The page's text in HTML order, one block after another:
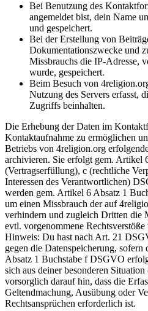
Bei Benutzung des
angemeldet bist, dein Name
und gespeichert.
Bei der Erstellung von
Dokumentationszwecke und
Missbrauchs die IP-Adresse,
wurde, gespeichert.
Beim Besuch von
Nutzung des Servers erfasst,
Zugriffs beinhalten.
Die Erhebung der Daten im
Kontaktaufnahme zu ermöglichen
Betriebs von 4religion.org
archivieren. Sie erfolgt gem. Artikel
(Vertragserfüllung), c (rechtliche
Interessen des Verantwortlichen)
werden gem. Artikel 6 Absatz 1
um einen Missbrauch der auf
verhindern und zugleich Dritten die
evtl. vorgenommene
Hinweis: Du hast nach Art. 21
gegen die Datenspeicherung,
Absatz 1 Buchstabe f DSGVO
sich aus deiner besonderen
vorsorglich darauf hin, dass die
Geltendmachung, Ausübung oder
Rechtsansprüchen erforderlich ist.